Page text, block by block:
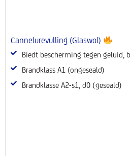
Cannelurevulling (Glaswol)
Biedt bescherming tegen geluid,
Brandklass A1 (ongeseald)
Brandklasse A2-s1, d0 (geseald)